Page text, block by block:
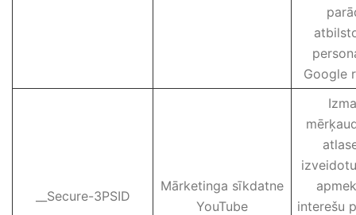
Google
__Secure-3PSID
Mārketinga sīkdatne
YouTube
interešu